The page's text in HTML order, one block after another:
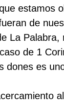
estamos
de
La
de 1
dones es